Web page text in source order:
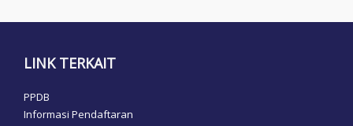
LINK TERKAIT
PPDB
Informasi Pendaftaran